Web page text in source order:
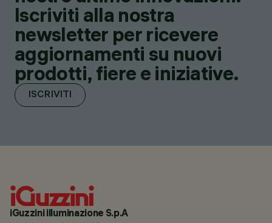
Iscriviti alla nostra
newsletter per ricevere
aggiornamenti su nuovi
prodotti, fiere e iniziative.
ISCRIVITI
iGuzzini illuminazione S.p.A